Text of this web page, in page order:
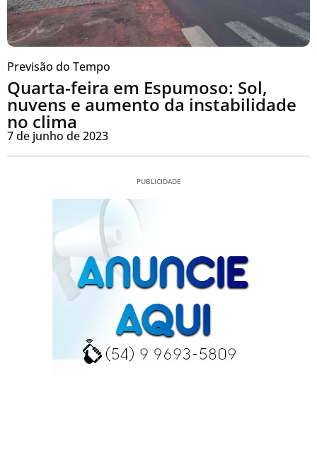
Previsão do Tempo
Quarta-feira em Espumoso: Sol,
nuvens e aumento da instabilidade
no clima
7 de junho de 2023
PUBLICIDADE